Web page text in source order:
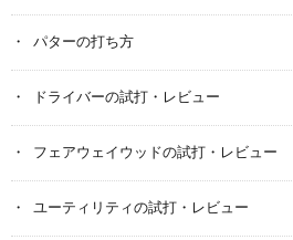
パターの打ち方
ドライバーの試打・レビュー
フェアウェイウッドの試打・レビュー
ユーティリティの試打・レビュー